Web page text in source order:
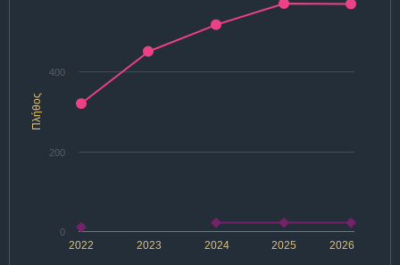
Πλήθος
2022 2024 2026
2023 2025
0
200
400